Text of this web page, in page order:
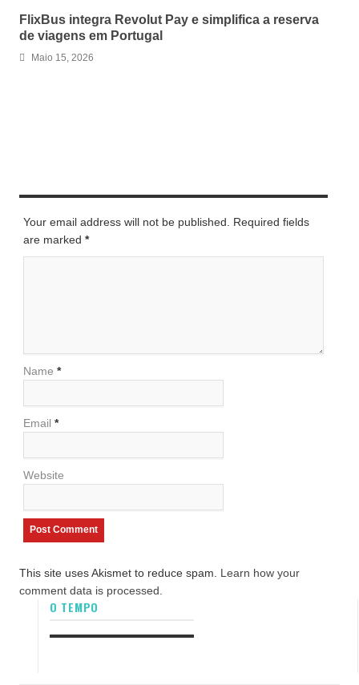
FlixBus integra Revolut Pay e simplifica a reserva
de viagens em Portugal
Maio 15, 2026
Your email address will not be published. Required fields
are marked *
Name *
Email *
Website
This site uses Akismet to reduce spam. Learn how your
comment data is processed.
O TEMPO